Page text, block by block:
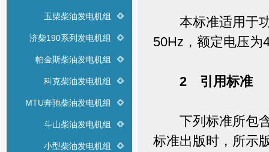
玉柴柴油发电机组
济柴190系列发电机组
帕金斯柴油发电机组
科克柴油发电机组
MTU奔驰柴油发电机组
斗山柴油发电机组
小型柴油发电机组
本标准适用于功
50Hz，额定电压为
2 引用标准
下列标准所包含
标准出版时，所示